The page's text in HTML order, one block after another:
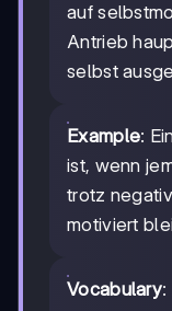
auf
Antrieb
selbst
Example:
ist, wenn
trotz
motiviert
Vocabulary: